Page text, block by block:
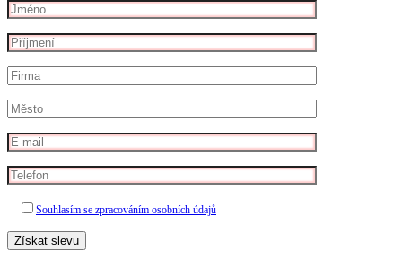
Souhlasím se zpracováním osobních údajů